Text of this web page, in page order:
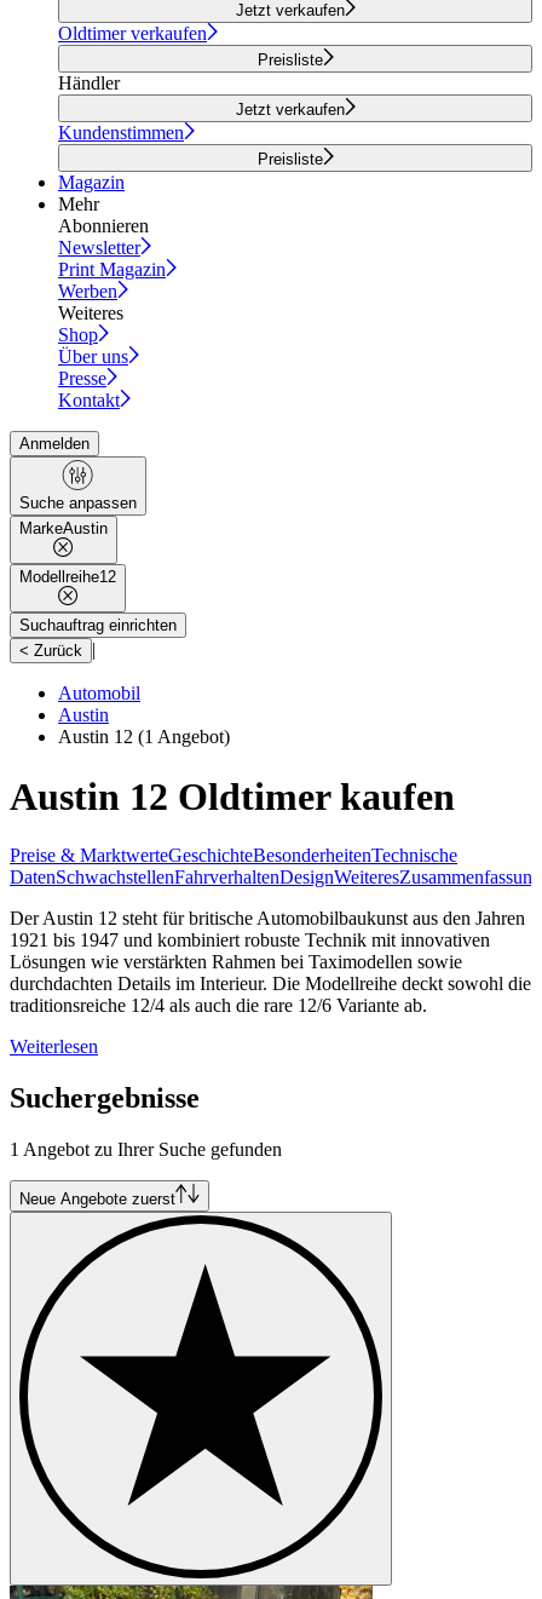
Jetzt verkaufen
Oldtimer verkaufen
Preisliste
Händler
Jetzt verkaufen
Kundenstimmen
Preisliste
Magazin
Mehr
Abonnieren
Newsletter
Print Magazin
Werben
Weiteres
Shop
Über uns
Presse
Kontakt
Anmelden
Suche anpassen
MarkeAustin
Modellreihe12
Suchauftrag einrichten
< Zurück |
Automobil
Austin
Austin 12 (1 Angebot)
Austin 12 Oldtimer kaufen
Preise & MarktwerteGeschichteBesonderheitenTechnische
DatenSchwachstellenFahrverhaltenDesignWeiteresZusammenfassung
Der Austin 12 steht für britische Automobilbaukunst aus den Jahren
1921 bis 1947 und kombiniert robuste Technik mit innovativen
Lösungen wie verstärkten Rahmen bei Taximodellen sowie
durchdachten Details im Interieur. Die Modellreihe deckt sowohl die
traditionsreiche 12/4 als auch die rare 12/6 Variante ab.
Weiterlesen
Suchergebnisse
1 Angebot zu Ihrer Suche gefunden
Neue Angebote zuerst